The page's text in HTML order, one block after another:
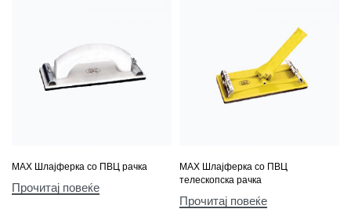
МАХ Шлајферка со ПВЦ рачка
Прочитај повеќе
МАХ Шлајферка со ПВЦ
телескопска рачка
Прочитај повеќе